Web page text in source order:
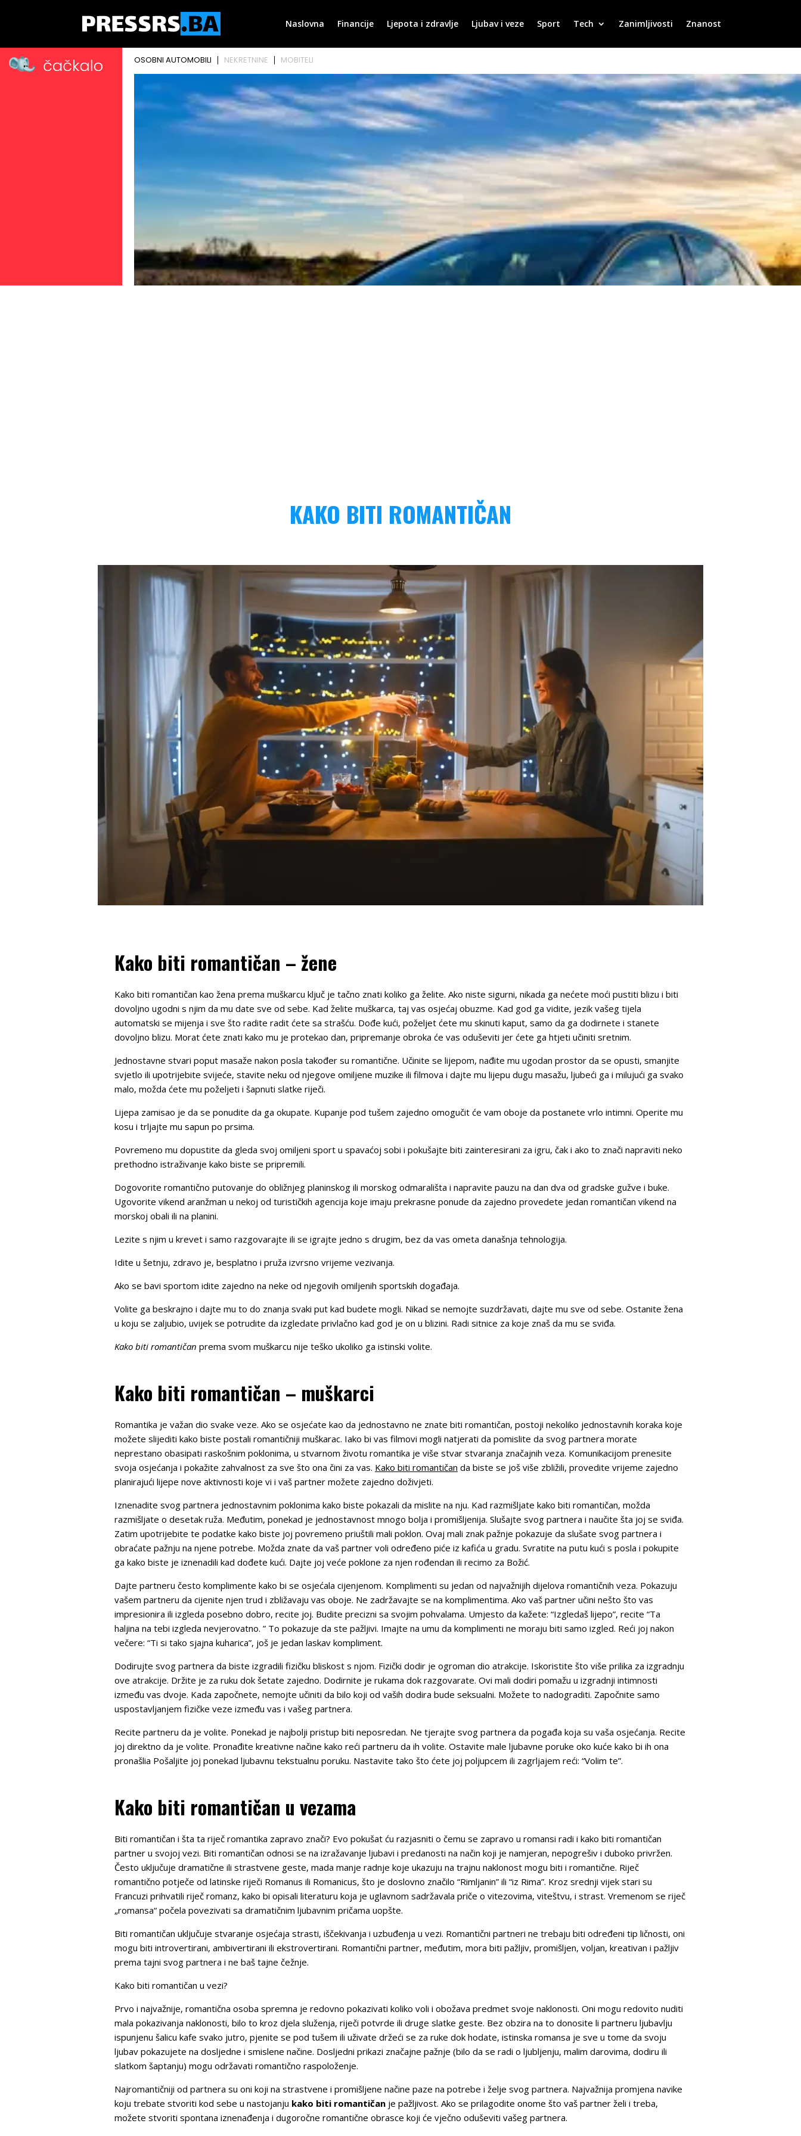
Naslovna Financije Ljepota i zdravlje Ljubav i veze Sport Tech Zanimljivosti Znanost
KAKO BITI ROMANTIČAN
Kako biti romantičan – žene
Kako biti romantičan kao žena prema muškarcu ključ je tačno znati koliko ga želite. Ako niste sigurni, nikada ga nećete moći pustiti blizu i biti
dovoljno ugodni s njim da mu date sve od sebe. Kad želite muškarca, taj vas osjećaj obuzme. Kad god ga vidite, jezik vašeg tijela
automatski se mijenja i sve što radite radit ćete sa strašću. Dođe kući, poželjet ćete mu skinuti kaput, samo da ga dodirnete i stanete
dovoljno blizu. Morat ćete znati kako mu je protekao dan, pripremanje obroka će vas oduševiti jer ćete ga htjeti učiniti sretnim.
Jednostavne stvari poput masaže nakon posla također su romantične. Učinite se lijepom, nađite mu ugodan prostor da se opusti, smanjite
svjetlo ili upotrijebite svijeće, stavite neku od njegove omiljene muzike ili filmova i dajte mu lijepu dugu masažu, ljubeći ga i milujući ga svako
malo, možda ćete mu poželjeti i šapnuti slatke riječi.
Lijepa zamisao je da se ponudite da ga okupate. Kupanje pod tušem zajedno omogučit će vam oboje da postanete vrlo intimni. Operite mu
kosu i trljajte mu sapun po prsima.
Povremeno mu dopustite da gleda svoj omiljeni sport u spavaćoj sobi i pokušajte biti zainteresirani za igru, čak i ako to znači napraviti neko
prethodno istraživanje kako biste se pripremili.
Dogovorite romantično putovanje do obližnjeg planinskog ili morskog odmarališta i napravite pauzu na dan dva od gradske gužve i buke.
Ugovorite vikend aranžman u nekoj od turističkih agencija koje imaju prekrasne ponude da zajedno provedete jedan romantičan vikend na
morskoj obali ili na planini.
Lezite s njim u krevet i samo razgovarajte ili se igrajte jedno s drugim, bez da vas ometa današnja tehnologija.
Idite u šetnju, zdravo je, besplatno i pruža izvrsno vrijeme vezivanja.
Ako se bavi sportom idite zajedno na neke od njegovih omiljenih sportskih događaja.
Volite ga beskrajno i dajte mu to do znanja svaki put kad budete mogli. Nikad se nemojte suzdržavati, dajte mu sve od sebe. Ostanite žena
u koju se zaljubio, uvijek se potrudite da izgledate privlačno kad god je on u blizini. Radi sitnice za koje znaš da mu se sviđa.
Kako biti romantičan prema svom muškarcu nije teško ukoliko ga istinski volite.
Kako biti romantičan – muškarci
Romantika je važan dio svake veze. Ako se osjećate kao da jednostavno ne znate biti romantičan, postoji nekoliko jednostavnih koraka koje
možete slijediti kako biste postali romantičniji muškarac. Iako bi vas filmovi mogli natjerati da pomislite da svog partnera morate
neprestano obasipati raskošnim poklonima, u stvarnom životu romantika je više stvar stvaranja značajnih veza. Komunikacijom prenesite
svoja osjećanja i pokažite zahvalnost za sve što ona čini za vas. Kako biti romantičan da biste se još više zbližili, provedite vrijeme zajedno
planirajući lijepe nove aktivnosti koje vi i vaš partner možete zajedno doživjeti.
Iznenadite svog partnera jednostavnim poklonima kako biste pokazali da mislite na nju. Kad razmišljate kako biti romantičan, možda
razmišljate o desetak ruža. Međutim, ponekad je jednostavnost mnogo bolja i promišljenija. Slušajte svog partnera i naučite šta joj se sviđa.
Zatim upotrijebite te podatke kako biste joj povremeno priuštili mali poklon. Ovaj mali znak pažnje pokazuje da slušate svog partnera i
obraćate pažnju na njene potrebe. Možda znate da vaš partner voli određeno piće iz kafića u gradu. Svratite na putu kući s posla i pokupite
ga kako biste je iznenadili kad dođete kući. Dajte joj veće poklone za njen rođendan ili recimo za Božić.
Dajte partneru često komplimente kako bi se osjećala cijenjenom. Komplimenti su jedan od najvažnijih dijelova romantičnih veza. Pokazuju
vašem partneru da cijenite njen trud i zbližavaju vas oboje. Ne zadržavajte se na komplimentima. Ako vaš partner učini nešto što vas
impresionira ili izgleda posebno dobro, recite joj. Budite precizni sa svojim pohvalama. Umjesto da kažete: “Izgledaš lijepo”, recite “Ta
haljina na tebi izgleda nevjerovatno. ” To pokazuje da ste pažljivi. Imajte na umu da komplimenti ne moraju biti samo izgled. Reći joj nakon
večere: “Ti si tako sjajna kuharica”, još je jedan laskav kompliment.
Dodirujte svog partnera da biste izgradili fizičku bliskost s njom. Fizički dodir je ogroman dio atrakcije. Iskoristite što više prilika za izgradnju
ove atrakcije. Držite je za ruku dok šetate zajedno. Dodirnite je rukama dok razgovarate. Ovi mali dodiri pomažu u izgradnji intimnosti
između vas dvoje. Kada započnete, nemojte učiniti da bilo koji od vaših dodira bude seksualni. Možete to nadograditi. Započnite samo
uspostavljanjem fizičke veze između vas i vašeg partnera.
Recite partneru da je volite. Ponekad je najbolji pristup biti neposredan. Ne tjerajte svog partnera da pogađa koja su vaša osjećanja. Recite
joj direktno da je volite. Pronađite kreativne načine kako reći partneru da ih volite. Ostavite male ljubavne poruke oko kuće kako bi ih ona
pronašlia Pošaljite joj ponekad ljubavnu tekstualnu poruku. Nastavite tako što ćete joj poljupcem ili zagrljajem reći: “Volim te”.
Kako biti romantičan u vezama
Biti romantičan i šta ta riječ romantika zapravo znači? Evo pokušat ću razjasniti o čemu se zapravo u romansi radi i kako biti romantičan
partner u svojoj vezi. Biti romantičan odnosi se na izražavanje ljubavi i predanosti na način koji je namjeran, nepogrešiv i duboko privržen.
Često uključuje dramatične ili strastvene geste, mada manje radnje koje ukazuju na trajnu naklonost mogu biti i romantične. Riječ
romantično potječe od latinske riječi Romanus ili Romanicus, što je doslovno značilo “Rimljanin” ili “iz Rima”. Kroz srednji vijek stari su
Francuzi prihvatili riječ romanz, kako bi opisali literaturu koja je uglavnom sadržavala priče o vitezovima, viteštvu, i strast. Vremenom se riječ
„romansa“ počela povezivati sa dramatičnim ljubavnim pričama uopšte.
Biti romantičan uključuje stvaranje osjećaja strasti, iščekivanja i uzbuđenja u vezi. Romantični partneri ne trebaju biti određeni tip ličnosti, oni
mogu biti introvertirani, ambivertirani ili ekstrovertirani. Romantični partner, međutim, mora biti pažljiv, promišljen, voljan, kreativan i pažljiv
prema tajni svog partnera i ne baš tajne čežnje.
Kako biti romantičan u vezi?
Prvo i najvažnije, romantična osoba spremna je redovno pokazivati koliko voli i obožava predmet svoje naklonosti. Oni mogu redovito nuditi
mala pokazivanja naklonosti, bilo to kroz djela služenja, riječi potvrde ili druge slatke geste. Bez obzira na to donosite li partneru ljubavlju
ispunjenu šalicu kafe svako jutro, pjenite se pod tušem ili uživate držeći se za ruke dok hodate, istinska romansa je sve u tome da svoju
ljubav pokazujete na dosljedne i smislene načine. Dosljedni prikazi značajne pažnje (bilo da se radi o ljubljenju, malim darovima, dodiru ili
slatkom šaptanju) mogu održavati romantično raspoloženje.
Najromantičniji od partnera su oni koji na strastvene i promišljene načine paze na potrebe i želje svog partnera. Najvažnija promjena navike
koju trebate stvoriti kod sebe u nastojanju kako biti romantičan je pažljivost. Ako se prilagodite onome što vaš partner želi i treba,
možete stvoriti spontana iznenađenja i dugoročne romantične obrasce koji će vječno oduševiti vašeg partnera.